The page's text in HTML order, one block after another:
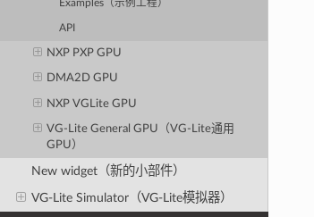
Examples（示例工程）
API
NXP PXP GPU
DMA2D GPU
NXP VGLite GPU
VG-Lite General GPU（VG-Lite通用
GPU）
New widget（新的小部件）
VG-Lite Simulator（VG-Lite模拟器）